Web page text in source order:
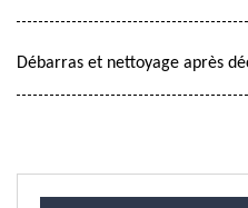
Débarras et nettoyage après